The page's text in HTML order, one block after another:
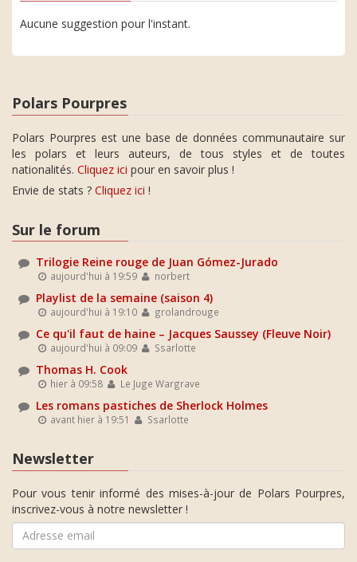
Aucune suggestion pour l'instant.
Polars Pourpres
Polars Pourpres est une base de données communautaire sur
les polars et leurs auteurs, de tous styles et de toutes
nationalités. Cliquez ici pour en savoir plus !
Envie de stats ? Cliquez ici !
Sur le forum
Trilogie Reine rouge de Juan Gómez-Jurado
aujourd'hui à 19:59 norbert
Playlist de la semaine (saison 4)
aujourd'hui à 19:10 grolandrouge
Ce qu'il faut de haine – Jacques Saussey (Fleuve Noir)
aujourd'hui à 09:09 Ssarlotte
Thomas H. Cook
hier à 09:58 Le Juge Wargrave
Les romans pastiches de Sherlock Holmes
avant hier à 19:51 Ssarlotte
Newsletter
Pour vous tenir informé des mises-à-jour de Polars Pourpres,
inscrivez-vous à notre newsletter !